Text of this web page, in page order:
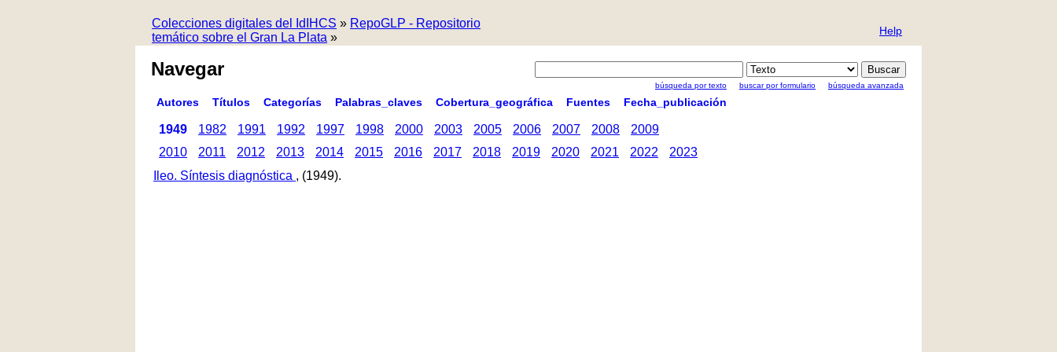
Colecciones digitales del IdIHCS » RepoGLP - Repositorio
temático sobre el Gran La Plata » Help
Navegar
búsqueda por texto buscar por formulario búsqueda avanzada
Autores Títulos Categorías Palabras_claves Cobertura_geográfica Fuentes Fecha_publicación
1949 1982 1991 1992 1997 1998 2000 2003 2005 2006 2007 2008
2009
2010
2011 2012 2013 2014 2015 2016 2017 2018 2019 2020 2021 2022
2023
Ileo. Síntesis diagnóstica , (1949).